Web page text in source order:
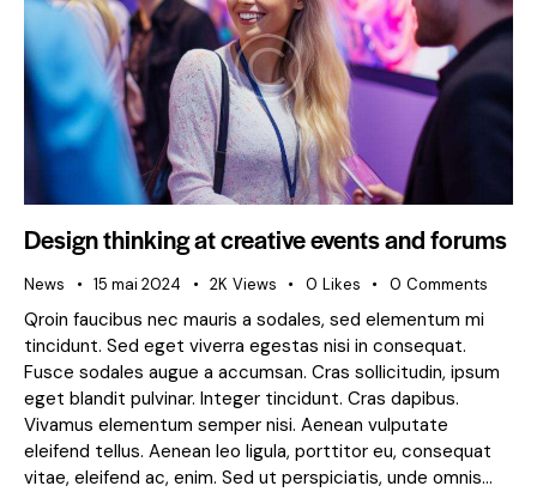
Design thinking at creative events and forums
News 15 mai 2024 2K Views 0 Likes 0 Comments
Qroin faucibus nec mauris a sodales, sed elementum mi
tincidunt. Sed eget viverra egestas nisi in consequat.
Fusce sodales augue a accumsan. Cras sollicitudin, ipsum
eget blandit pulvinar. Integer tincidunt. Cras dapibus.
Vivamus elementum semper nisi. Aenean vulputate
eleifend tellus. Aenean leo ligula, porttitor eu, consequat
vitae, eleifend ac, enim. Sed ut perspiciatis, unde omnis…